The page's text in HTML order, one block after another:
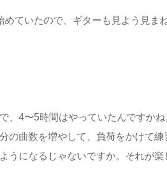
ていたので、ギターも見よう見ま
4〜5時間はやっていたんですかね
の曲数を増やして、負荷をかけて練
うになるじゃないですか。それが楽